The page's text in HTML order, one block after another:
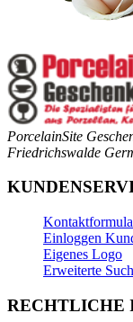
PorcelainSite
Friedrichswalde
Einloggen
Eigenes Logo
Erweiterte
RECHTLICHE